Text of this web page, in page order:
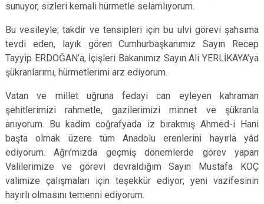
sunuyor, sizleri kemali hürmetle selamlıyorum.
Bu vesileyle; takdir ve tensipleri için bu ulvi görevi şahsıma
tevdi eden, layık gören Cumhurbaşkanımız Sayın Recep
Tayyip ERDOĞAN’a, İçişleri Bakanımız Sayın Ali YERLİKAYA’ya
şükranlarımı, hürmetlerimi arz ediyorum.
Vatan ve millet uğruna fedayi can eyleyen kahraman
şehitlerimizi rahmetle, gazilerimizi minnet ve şükranla
anıyorum. Bu kadim coğrafyada iz bırakmış Ahmed-i Hani
başta olmak üzere tüm Anadolu erenlerini hayırla yâd
ediyorum. Ağrı’mızda geçmiş dönemlerde görev yapan
Valilerimize ve görevi devraldığım Sayın Mustafa KOÇ
valimize çalışmaları için teşekkür ediyor; yeni vazifesinin
hayırlı olmasını temenni ediyorum.